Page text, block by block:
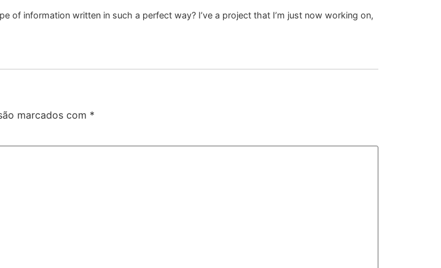
of information written in such a perfect way? I’ve a project that I’m just now working on,
marcados com *